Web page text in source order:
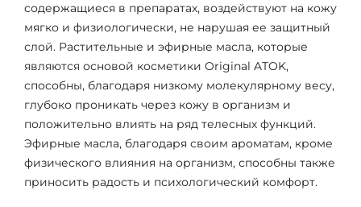
содержащиеся в препаратах, воздействуют на кожу
мягко и физиологически, не нарушая ее защитный
слой. Растительные и эфирные масла, которые
являются основой косметики Original ATOK,
способны, благодаря низкому молекулярному весу,
глубоко проникать через кожу в организм и
положительно влиять на ряд телесных функций.
Эфирные масла, благодаря своим ароматам, кроме
физического влияния на организм, способны также
приносить радость и психологический комфорт.